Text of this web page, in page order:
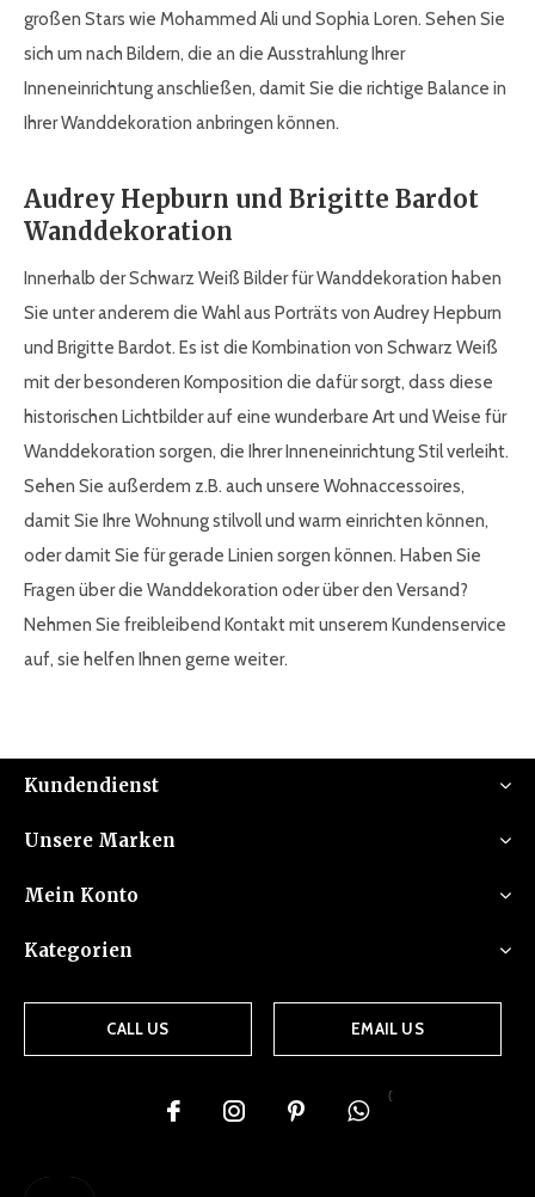
großen Stars wie Mohammed Ali und Sophia Loren. Sehen Sie
sich um nach Bildern, die an die Ausstrahlung Ihrer
Inneneinrichtung anschließen, damit Sie die richtige Balance in
Ihrer Wanddekoration anbringen können.
Audrey Hepburn und Brigitte Bardot
Wanddekoration
Innerhalb der Schwarz Weiß Bilder für Wanddekoration haben
Sie unter anderem die Wahl aus Porträts von Audrey Hepburn
und Brigitte Bardot. Es ist die Kombination von Schwarz Weiß
mit der besonderen Komposition die dafür sorgt, dass diese
historischen Lichtbilder auf eine wunderbare Art und Weise für
Wanddekoration sorgen, die Ihrer Inneneinrichtung Stil verleiht.
Sehen Sie außerdem z.B. auch unsere Wohnaccessoires,
damit Sie Ihre Wohnung stilvoll und warm einrichten können,
oder damit Sie für gerade Linien sorgen können. Haben Sie
Fragen über die Wanddekoration oder über den Versand?
Nehmen Sie freibleibend Kontakt mit unserem Kundenservice
auf, sie helfen Ihnen gerne weiter.
Kundendienst
Unsere Marken
Mein Konto
Kategorien
CALL US EMAIL US
{